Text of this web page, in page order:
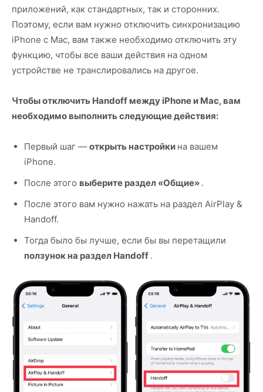
приложений, как стандартных, так и сторонних.
Поэтому, если вам нужно отключить синхронизацию
iPhone с Mac, вам также необходимо отключить эту
функцию, чтобы все ваши действия на одном
устройстве не транслировались на другое.
Чтобы отключить Handoff между iPhone и Mac, вам
необходимо выполнить следующие действия:
Первый шаг — открыть настройки на вашем
iPhone.
После этого выберите раздел «Общие» .
После этого вам нужно нажать на раздел AirPlay &
Handoff.
Тогда было бы лучше, если бы вы перетащили
ползунок на раздел Handoff .